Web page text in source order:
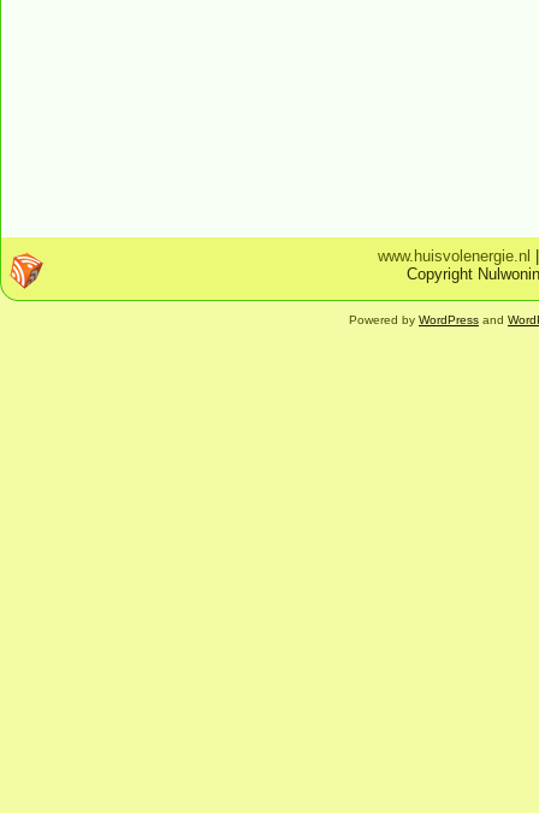
www.huisvolenergie.nl
Copyright
Powered by WordPress and